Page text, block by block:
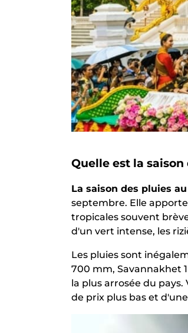
Quelle est la saison
La saison des pluies
septembre. Elle
tropicales souvent
d'un vert intense, les
Les pluies sont
700 mm, Savannakhet
la plus arrosée du
de prix plus bas et